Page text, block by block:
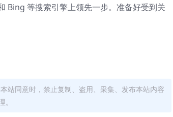
Bing 等搜索引擎上领先一步。准备好受到关
站同意时，禁止复制、盗用、采集、发布本站内容